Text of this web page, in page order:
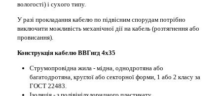
вологості) і сухого типу.
У разі прокладання кабелю по підвісним спорудам потрібно
виключити можливість механічної дії на кабель (розтягнення або
провисання).
Конструкція кабелю ВВГнгд 4х35
Струмопровідна жила - мідна, однодротяна або
багатодротяна, круглої або секторної форми, 1 або 2 класу за
ГОСТ 22483.